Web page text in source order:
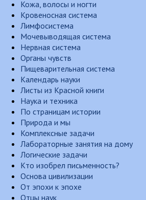
Кожа, волосы и ногти
Кровеносная система
Лимфосистема
Мочевыводящая система
Нервная система
Органы чувств
Пищеварительная система
Календарь науки
Листы из Красной книги
Наука и техника
По страницам истории
Природа и мы
Комплексные задачи
Лабораторные занятия на дому
Логические задачи
Кто изобрел письменность?
Основа цивилизации
От эпохи к эпохе
Отцы наук